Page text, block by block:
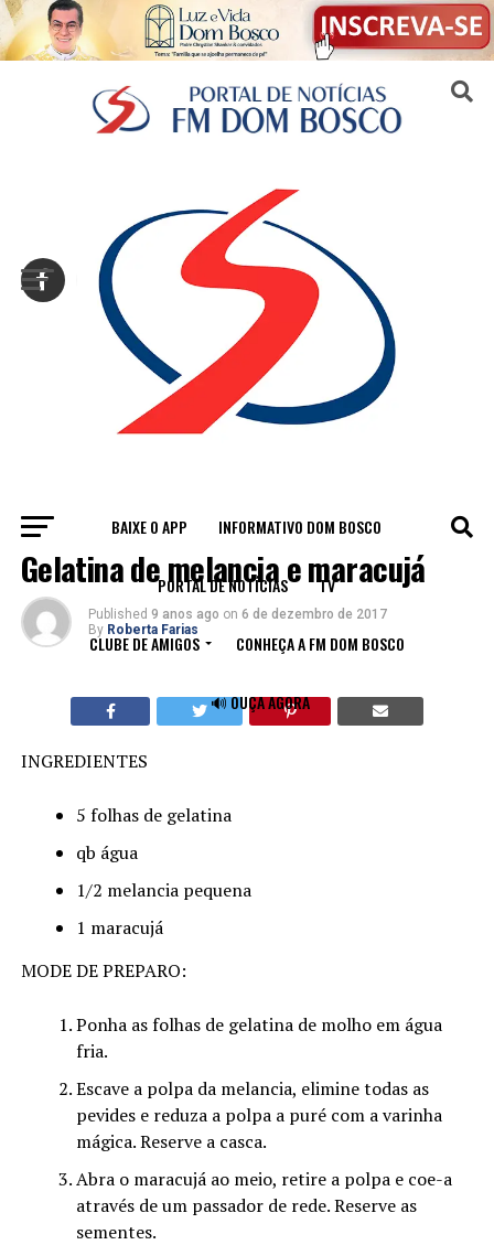
BAIXE O APP INFORMATIVO DOM BOSCO
PORTAL DE NOTÍCIAS TV
CLUBE DE AMIGOS CONHEÇA A FM DOM BOSCO
🔊 OUÇA AGORA
RECEITAS
Gelatina de melancia e maracujá
Published 9 anos ago on 6 de dezembro de 2017
By Roberta Farias
INGREDIENTES
5 folhas de gelatina
qb água
1/2 melancia pequena
1 maracujá
MODE DE PREPARO:
Ponha as folhas de gelatina de molho em água
fria.
Escave a polpa da melancia, elimine todas as
pevides e reduza a polpa a puré com a varinha
mágica. Reserve a casca.
Abra o maracujá ao meio, retire a polpa e coe-a
através de um passador de rede. Reserve as
sementes.
Sair da versão mobile